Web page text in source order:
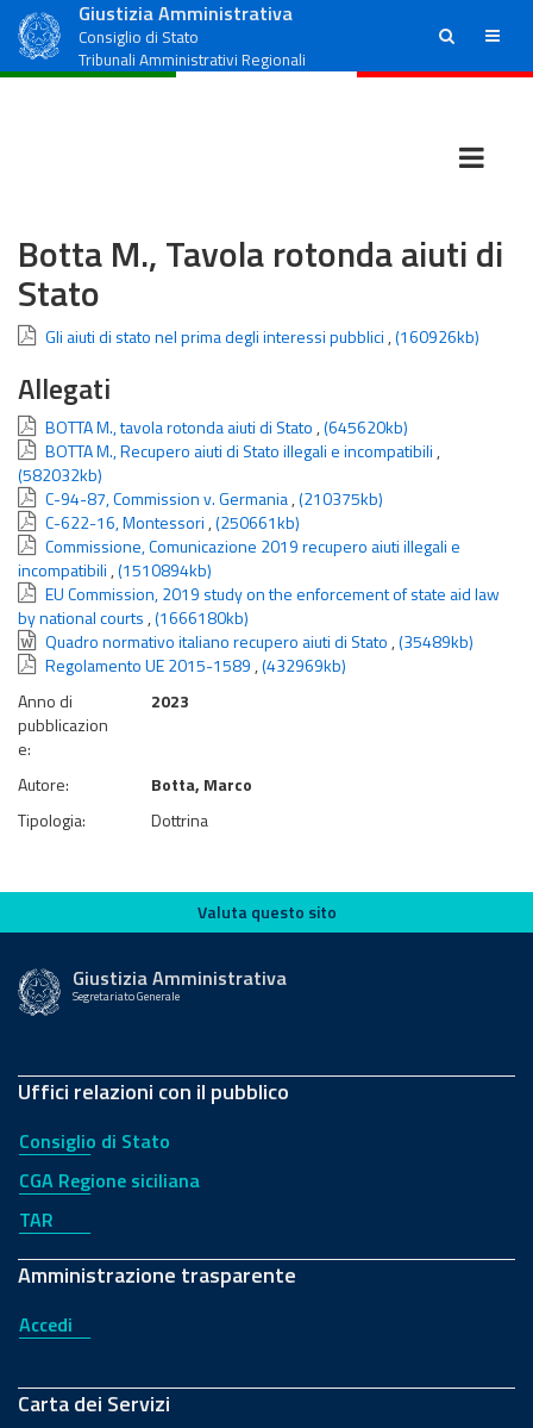
Giustizia Amministrativa
Consiglio di Stato
Tribunali Amministrativi Regionali
ricerca menu
Botta M., Tavola rotonda aiuti di
Stato
Gli aiuti di stato nel prima degli interessi pubblici ,(160926kb)
Allegati
BOTTA M., tavola rotonda aiuti di Stato ,(645620kb)
BOTTA M., Recupero aiuti di Stato illegali e incompatibili ,
(582032kb)
C-94-87, Commission v. Germania,(210375kb)
C-622-16, Montessori ,(250661kb)
Commissione, Comunicazione 2019 recupero aiuti illegali e
incompatibili ,(1510894kb)
EU Commission, 2019 study on the enforcement of state aid law
by national courts ,(1666180kb)
Quadro normativo italiano recupero aiuti di Stato ,(35489kb)
Regolamento UE 2015-1589 ,(432969kb)
Anno di
pubblicazion
e:
2023
Autore:
Botta, Marco
Tipologia:
Dottrina
Valuta questo sito
Valuta questo sito
Giustizia Amministrativa
Segretariato Generale
Uffici relazioni con il pubblico
Consiglio di Stato
CGA Regione siciliana
TAR
Amministrazione trasparente
Accedi
Carta dei Servizi